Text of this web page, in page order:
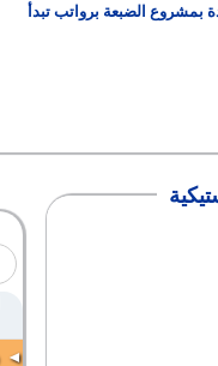
بمشروع الضبعة برواتب تبدأ